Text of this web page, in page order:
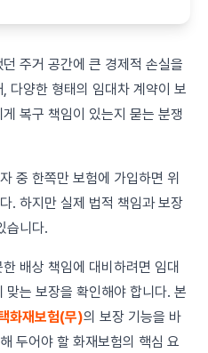
주거 공간에 큰 경제적 손실을
다양한 형태의 임대차 계약이 보
복구 책임이 있는지 묻는 분쟁
중 한쪽만 보험에 가입하면 위
. 하지만 실제 법적 책임과 보장
습니다.
배상 책임에 대비하려면 임대
는 보장을 확인해야 합니다. 본
화재보험(무)의 보장 기능을 바
두어야 할 화재보험의 핵심 요